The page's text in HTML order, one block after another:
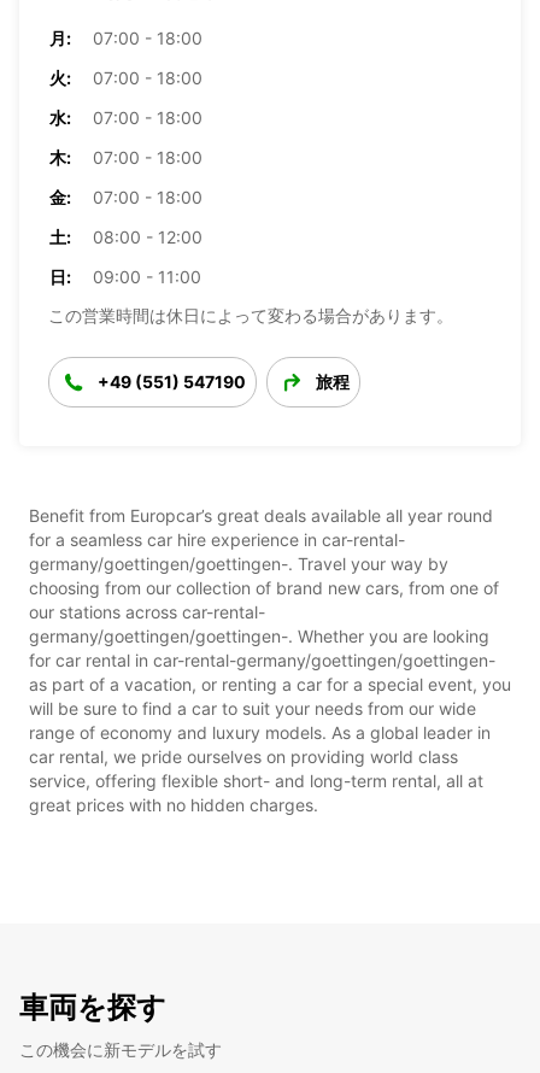
月:
07:00 - 18:00
火:
07:00 - 18:00
水:
07:00 - 18:00
木:
07:00 - 18:00
金:
07:00 - 18:00
土:
08:00 - 12:00
日:
09:00 - 11:00
この営業時間は休日によって変わる場合があります。
+49 (551) 547190 旅程
Benefit from Europcar’s great deals available all year round
for a seamless car hire experience in car-rental-
germany/goettingen/goettingen-. Travel your way by
choosing from our collection of brand new cars, from one of
our stations across car-rental-
germany/goettingen/goettingen-. Whether you are looking
for car rental in car-rental-germany/goettingen/goettingen-
as part of a vacation, or renting a car for a special event, you
will be sure to find a car to suit your needs from our wide
range of economy and luxury models. As a global leader in
car rental, we pride ourselves on providing world class
service, offering flexible short- and long-term rental, all at
great prices with no hidden charges.
車両を探す
この機会に新モデルを試す